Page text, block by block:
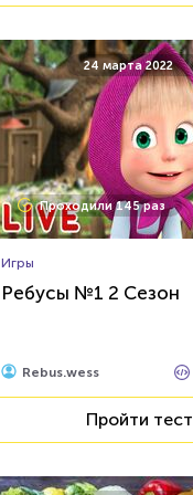
24 марта 2022
Проходили 145 раз
Игры
Ребусы №1 2 Сезон
Rebus.wess
Пройти тест